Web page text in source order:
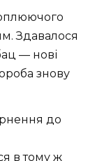
Здавалося
— нові
знову
до
в тому ж